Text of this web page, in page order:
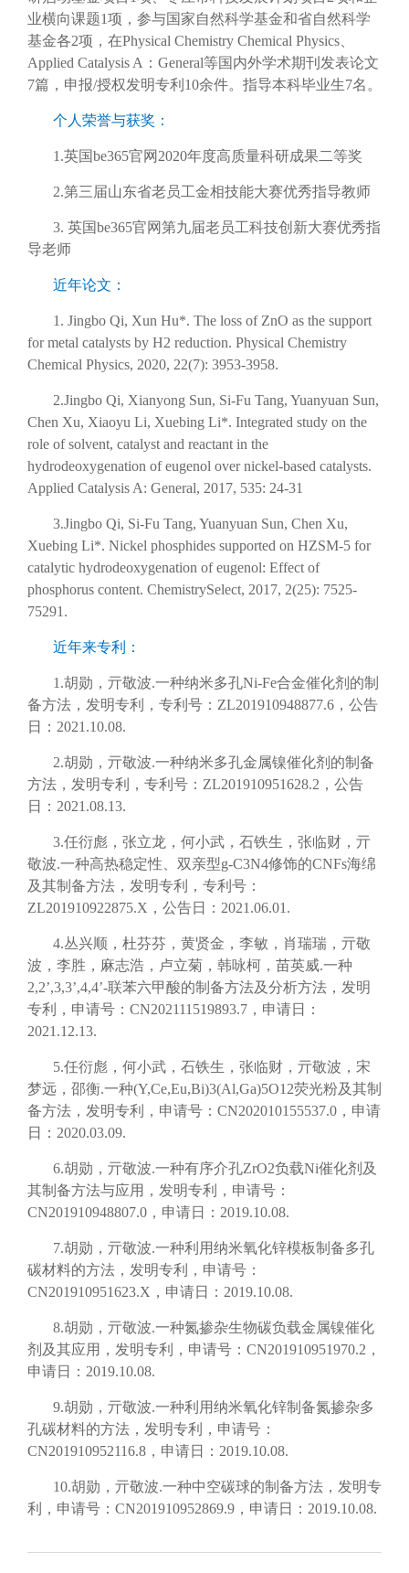
业横向课题1项，参与国家自然科学基金和省自然科学
基金各2项，在Physical Chemistry Chemical Physics、
Applied Catalysis A：General等国内外学术期刊发表论文
7篇，申报/授权发明专利10余件。指导本科毕业生7名。
个人荣誉与获奖：
1.英国be365官网2020年度高质量科研成果二等奖
2.第三届山东省老员工金相技能大赛优秀指导教师
3. 英国be365官网第九届老员工科技创新大赛优秀指
导老师
近年论文：
1. Jingbo Qi, Xun Hu*. The loss of ZnO as the support
for metal catalysts by H2 reduction. Physical Chemistry
Chemical Physics, 2020, 22(7): 3953-3958.
2.Jingbo Qi, Xianyong Sun, Si-Fu Tang, Yuanyuan Sun,
Chen Xu, Xiaoyu Li, Xuebing Li*. Integrated study on the
role of solvent, catalyst and reactant in the
hydrodeoxygenation of eugenol over nickel-based catalysts.
Applied Catalysis A: General, 2017, 535: 24-31
3.Jingbo Qi, Si-Fu Tang, Yuanyuan Sun, Chen Xu,
Xuebing Li*. Nickel phosphides supported on HZSM-5 for
catalytic hydrodeoxygenation of eugenol: Effect of
phosphorus content. ChemistrySelect, 2017, 2(25): 7525-
75291.
近年来专利：
1.胡勋，亓敬波.一种纳米多孔Ni-Fe合金催化剂的制
备方法，发明专利，专利号：ZL201910948877.6，公告
日：2021.10.08.
2.胡勋，亓敬波.一种纳米多孔金属镍催化剂的制备
方法，发明专利，专利号：ZL201910951628.2，公告
日：2021.08.13.
3.任衍彪，张立龙，何小武，石铁生，张临财，亓
敬波.一种高热稳定性、双亲型g-C3N4修饰的CNFs海绵
及其制备方法，发明专利，专利号：
ZL201910922875.X，公告日：2021.06.01.
4.丛兴顺，杜芬芬，黄贤金，李敏，肖瑞瑞，亓敬
波，李胜，麻志浩，卢立菊，韩咏柯，苗英威.一种
2,2’,3,3’,4,4’-联苯六甲酸的制备方法及分析方法，发明
专利，申请号：CN202111519893.7，申请日：
2021.12.13.
5.任衍彪，何小武，石铁生，张临财，亓敬波，宋
梦远，邵衡.一种(Y,Ce,Eu,Bi)3(Al,Ga)5O12荧光粉及其制
备方法，发明专利，申请号：CN202010155537.0，申请
日：2020.03.09.
6.胡勋，亓敬波.一种有序介孔ZrO2负载Ni催化剂及
其制备方法与应用，发明专利，申请号：
CN201910948807.0，申请日：2019.10.08.
7.胡勋，亓敬波.一种利用纳米氧化锌模板制备多孔
碳材料的方法，发明专利，申请号：
CN201910951623.X，申请日：2019.10.08.
8.胡勋，亓敬波.一种氮掺杂生物碳负载金属镍催化
剂及其应用，发明专利，申请号：CN201910951970.2，
申请日：2019.10.08.
9.胡勋，亓敬波.一种利用纳米氧化锌制备氮掺杂多
孔碳材料的方法，发明专利，申请号：
CN201910952116.8，申请日：2019.10.08.
10.胡勋，亓敬波.一种中空碳球的制备方法，发明专
利，申请号：CN201910952869.9，申请日：2019.10.08.